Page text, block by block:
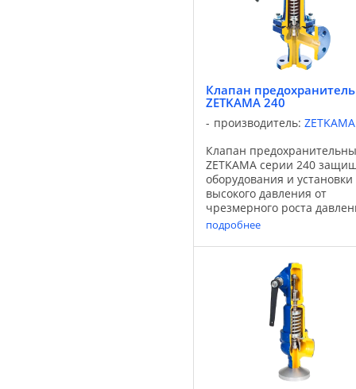
Клапан
ZETKAMA 240
производитель: ZETKAMA
Клапан
ZETKAMA серии 240
оборудования и установки
высокого давления от
чрезмерного роста
выше предельного
случае, когда вызванное
давлением усилие нажима,
действующего на тарелку
равно или более ...
подробнее